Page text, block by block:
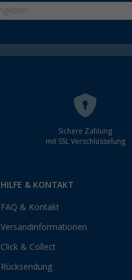
Sichere Zahlung
mit SSL Verschlüsselung
HILFE & KONTAKT
FAQ & Kontakt
Versandinformationen
Click & Collect
Rücksendung